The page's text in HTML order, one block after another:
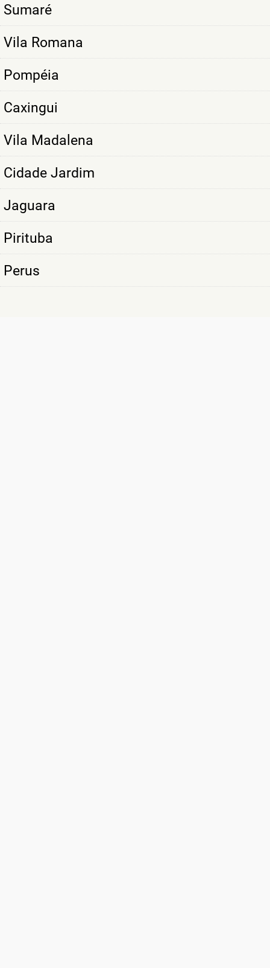
Sumaré
Vila Romana
Pompéia
Caxingui
Vila Madalena
Cidade Jardim
Jaguara
Pirituba
Perus